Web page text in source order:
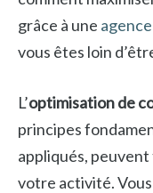
grâce à une
vous êtes loin
L’optimisation de
principes
appliqués,
votre activité.